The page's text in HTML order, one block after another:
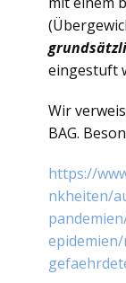
eingestuft
Wir
BAG.
https://
nkheiten/